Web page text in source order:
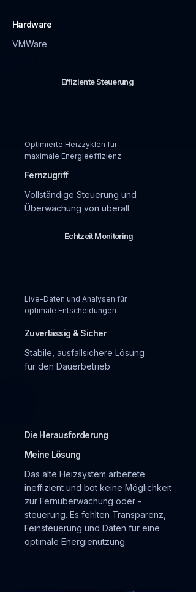
Hardware
VMWare
Effiziente Steuerung
Optimierte Heizzyklen für
maximale Energieeffizienz
Fernzugriff
Vollständige Steuerung und
Überwachung von überall
Echtzeit Monitoring
Live-Daten und Analysen für
optimale Entscheidungen
Zuverlässig & Sicher
Stabile, ausfallsichere Lösung
für den Dauerbetrieb
Die Herausforderung
Meine Lösung
Das alte Heizsystem arbeitete
ineffizient und bot keine Möglichkeit
zur Fernüberwachung oder -
steuerung. Es fehlten Transparenz,
Feinsteuerung und Daten für eine
optimale Energienutzung.